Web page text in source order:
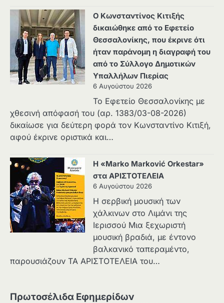
Ο Κωνσταντίνος Κιτιξής
δικαιώθηκε από το Εφετείο
Θεσσαλονίκης, που έκρινε ότι
ήταν παράνομη η διαγραφή του
από το Σύλλογο Δημοτικών
Υπαλλήλων Πιερίας
6 Αυγούστου 2026
Το Εφετείο Θεσσαλονίκης με
χθεσινή απόφασή του (αρ. 1383/03-08-2026)
δικαίωσε για δεύτερη φορά τον Κωνσταντίνο Κιτιξή,
αφού έκρινε οριστικά και…
Η «Marko Marković Orkestar»
στα ΑΡΙΣΤΟΤΕΛΕΙΑ
6 Αυγούστου 2026
Η σερβική μουσική των
χάλκινων στο Λιμάνι της
Ιερισσού Μια ξεχωριστή
μουσική βραδιά, με έντονο
βαλκανικό ταπεραμέντο,
παρουσιάζουν ΤΑ ΑΡΙΣΤΟΤΕΛΕΙΑ του…
Πρωτοσέλιδα Εφημερίδων